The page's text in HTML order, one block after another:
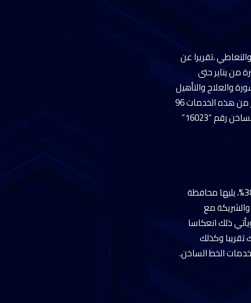
،تقريرا عن
خلال الفترة من يناير حتى
والعلاج والتأهيل
والدمج المجتمعي، وأن الخدمات العلاجية تقدم للمرضى مجاناً ووفقا للمعايير الدولية، وبلغت نسبة الذكور من هذه الخدمات 96
% بينما بلغت نسبة الإناث 4%، حيث تردد المرضى على المراكز العلاجية التابعة للصندوق والشريكة مع الخط الساخن رقم “16023”
وجاءت محافظة القاهرة في المرتبة الأولى طبقا لأكثر المكالمات الواردة للخط الساخن حيث بلغت نسبتها 30%، يليها محافظة
والشريكة مع
جاء الإنترنت في الصدارة ويأتي ذلك انعكاسا
على الفيس بوك والتي تضم 2 مليون مشترك تقريبا وكذلك
الخط الساخن.